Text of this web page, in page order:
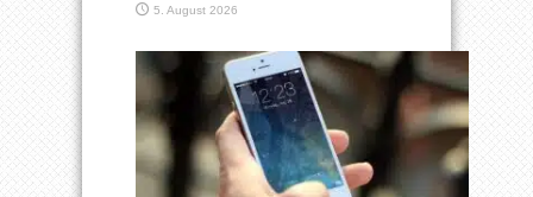
5. August 2026